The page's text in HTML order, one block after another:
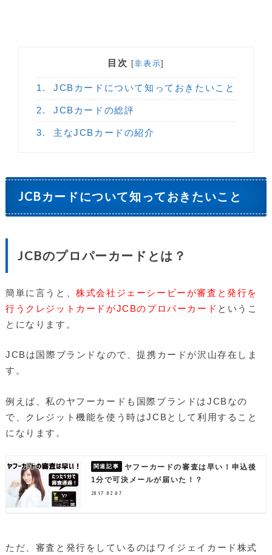
目次 [非表示]
1. JCBカードについて知っておきたいこと
2. JCBカードの総評
3. 主なJCBカードの紹介
JCBカードについて知っておきたいこと
JCBのプロパーカードとは？
簡単に言うと、株式会社ジェーシービーが審査と発行を
行うクレジットカードがJCBのプロパーカード というこ
とになります。
JCBは国際ブランドなので、提携カードが沢山存在しま
す。
例えば、私のヤフーカードも国際ブランドはJCBなの
で、クレジット機能を使う時はJCBとして利用すること
になります。
ヤフーカードの審査は早い！申込後
1分で可決メールが届いた！？
2017.02.07
ただ、審査と発行をしているのはワイジェイカード株式